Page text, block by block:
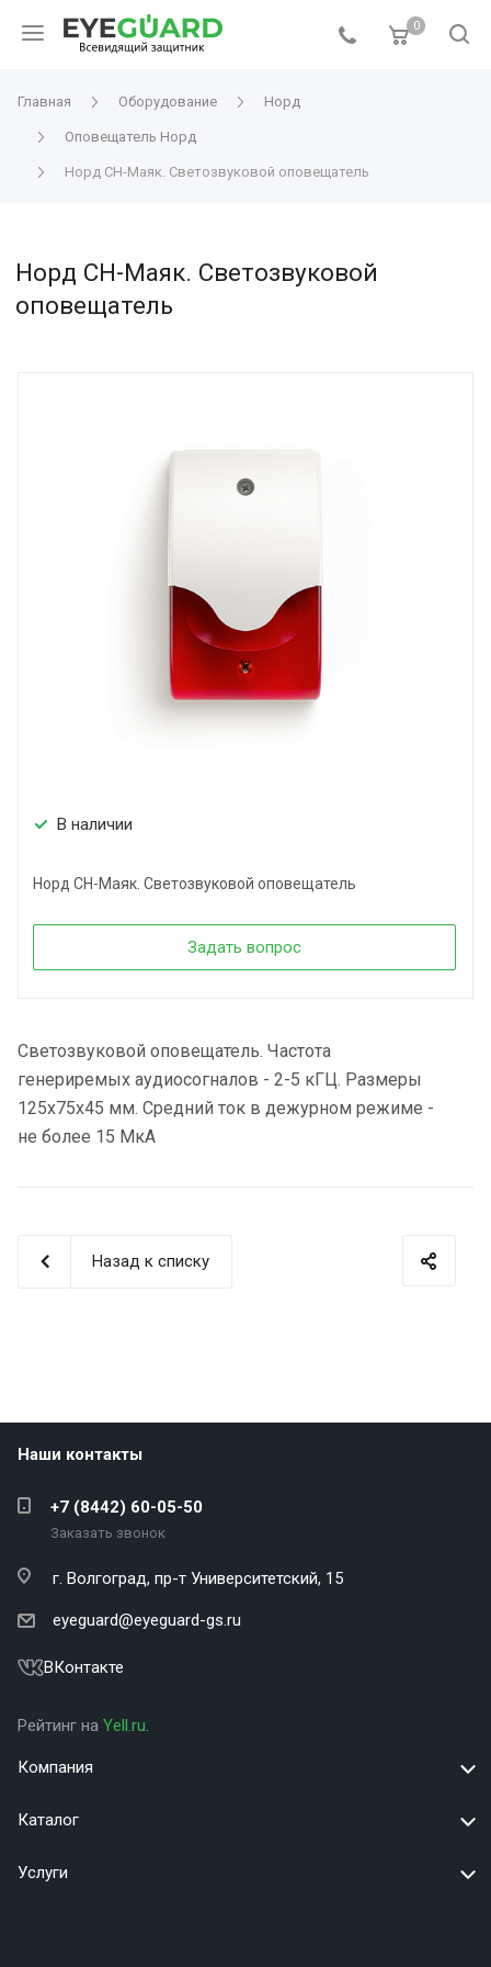
0
Главная Оборудование Норд
Оповещатель Норд
Норд СН-Маяк. Светозвуковой оповещатель
Норд СН-Маяк. Светозвуковой
оповещатель
В наличии
Норд СН-Маяк. Светозвуковой оповещатель
Задать вопрос
Светозвуковой оповещатель. Частота
генериремых аудиосогналов - 2-5 кГЦ. Размеры
125х75х45 мм. Средний ток в дежурном режиме -
не более 15 МкА
Назад к списку
Наши контакты
+7 (8442) 60-05-50
Заказать звонок
г. Волгоград, пр-т Университетский, 15
eyeguard@eyeguard-gs.ru
ВКонтакте
Рейтинг на Yell.ru.
Компания
Каталог
Услуги